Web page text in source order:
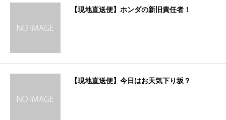
【現地直送便】ホンダの新旧責任者！
【現地直送便】今日はお天気下り坂？